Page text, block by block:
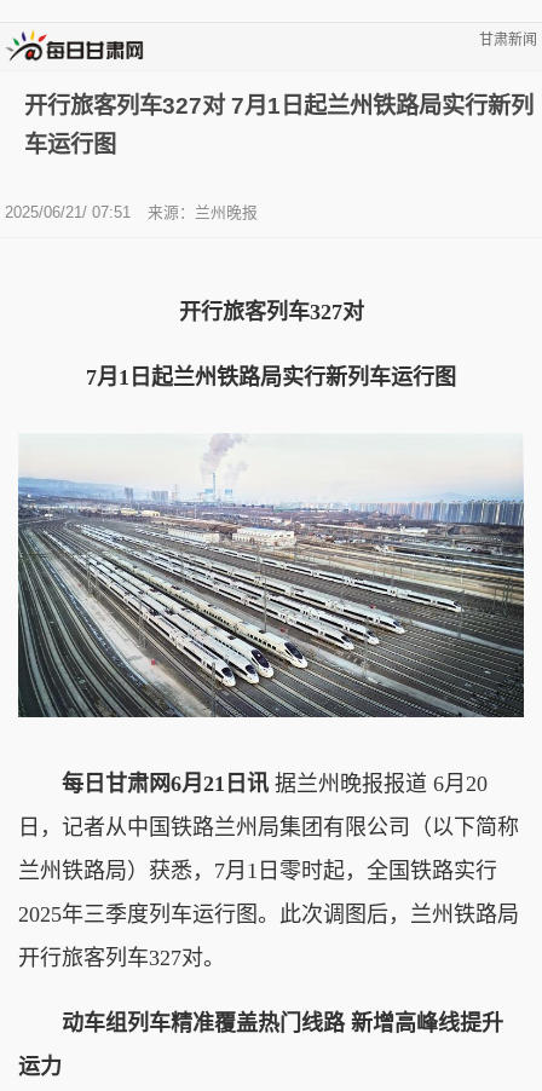
甘肃新闻
开行旅客列车327对 7月1日起兰州铁路局实行新列
车运行图
2025/06/21/ 07:51 来源：兰州晚报
开行旅客列车327对
7月1日起兰州铁路局实行新列车运行图
每日甘肃网6月21日讯 据兰州晚报报道 6月20
日，记者从中国铁路兰州局集团有限公司（以下简称
兰州铁路局）获悉，7月1日零时起，全国铁路实行
2025年三季度列车运行图。此次调图后，兰州铁路局
开行旅客列车327对。
动车组列车精准覆盖热门线路 新增高峰线提升
运力